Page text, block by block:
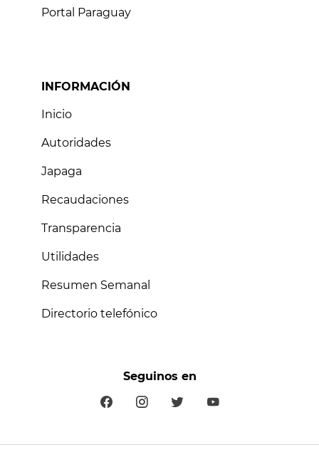
Portal Paraguay
INFORMACIÓN
Inicio
Autoridades
Japaga
Recaudaciones
Transparencia
Utilidades
Resumen Semanal
Directorio telefónico
Seguinos en